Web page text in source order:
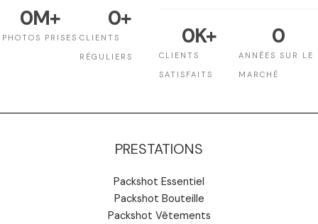
PHOTOS PRISES
0M+
CLIENTS
RÉGULIERS
0+
CLIENTS
SATISFAITS
0K+
ANNÉES SUR LE
MARCHÉ
0
PRESTATIONS
Packshot Essentiel
Packshot Bouteille
Packshot Vêtements